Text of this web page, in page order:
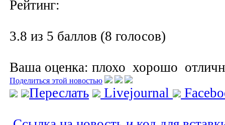
Рейтинг:
3.8 из 5 баллов (8 голосов)
Ваша оценка: плохо хорошо
Поделиться этой новостью
Переслать Livejournal